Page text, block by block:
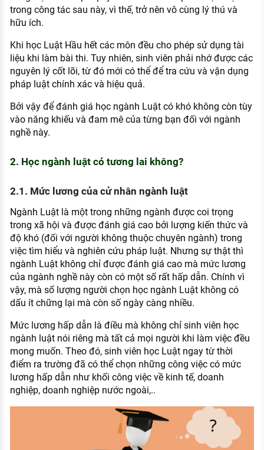
trong công tác sau này, vì thế, trở nên vô cùng lý thú và
hữu ích.
Khi học Luật Hầu hết các môn đều cho phép sử dụng tài
liệu khi làm bài thi. Tuy nhiên, sinh viên phải nhớ được các
nguyên lý cốt lõi, từ đó mới có thể để tra cứu và vận dụng
pháp luật chính xác và hiệu quả.
Bởi vậy để đánh giá học ngành Luật có khó không còn tùy
vào năng khiếu và đam mê của từng bạn đối với ngành
nghề này.
2. Học ngành luật có tương lai không?
2.1. Mức lương của cử nhân ngành luật
Ngành Luật là một trong những ngành được coi trọng
trong xã hội và được đánh giá cao bởi lượng kiến thức và
độ khó (đối với người không thuộc chuyên ngành) trong
việc tìm hiểu và nghiên cứu pháp luật. Nhưng sự thật thì
ngành Luật không chỉ được đánh giá cao mà mức lương
của ngành nghề này còn có một số rất hấp dẫn. Chính vì
vậy, mà số lượng người chọn học ngành Luật không có
dấu ít chững lại mà còn số ngày càng nhiều.
Mức lương hấp dẫn là điều mà không chỉ sinh viên học
ngành luật nói riêng mà tất cả mọi người khi làm việc đều
mong muốn. Theo đó, sinh viên học Luật ngay từ thời
điểm ra trường đã có thể chọn những công việc có mức
lương hấp dẫn như khối công việc về kinh tế, doanh
nghiệp, doanh nghiệp nước ngoài,..